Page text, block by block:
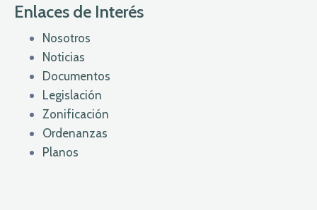
Enlaces de Interés
Nosotros
Noticias
Documentos
Legislación
Zonificación
Ordenanzas
Planos